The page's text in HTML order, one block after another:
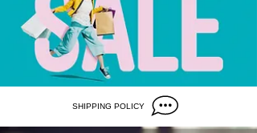
SHIPPING POLICY